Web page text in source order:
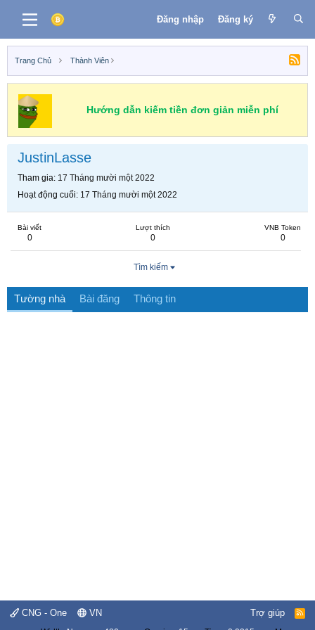
Đăng nhập Đăng ký
Trang Chủ Thành Viên
Hướng dẫn kiếm tiền đơn giản miễn phí
JustinLasse
Tham gia 17 Tháng mười một 2022
Hoạt động cuối 17 Tháng mười một 2022
Bài viết
0
Lượt thích
0
VNB Token
0
Tìm kiếm
Tường nhà Bài đăng Thông tin
CNG - One VN Trợ giúp
R